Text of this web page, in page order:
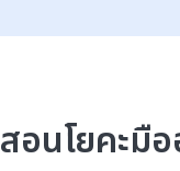
อนโยคะมื